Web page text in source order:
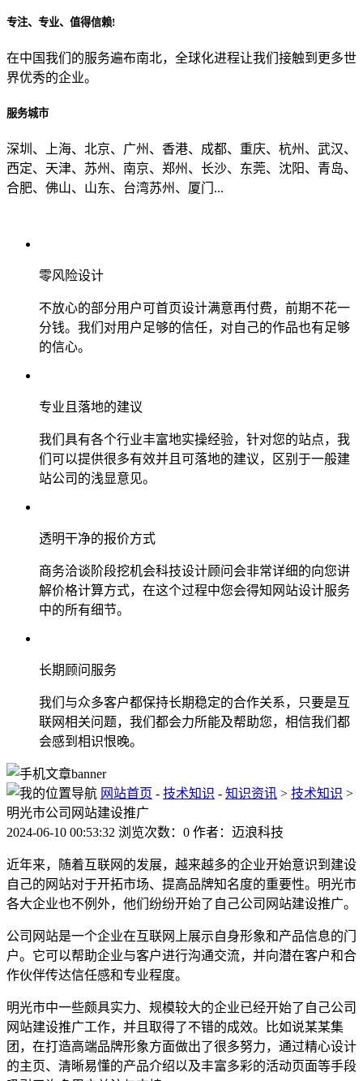
专注、专业、值得信赖!
在中国我们的服务遍布南北，全球化进程让我们接触到更多世
界优秀的企业。
服务城市
深圳、上海、北京、广州、香港、成都、重庆、杭州、武汉、
西定、天津、苏州、南京、郑州、长沙、东莞、沈阳、青岛、
合肥、佛山、山东、台湾苏州、厦门...
零风险设计
不放心的部分用户可首页设计满意再付费，前期不花一
分钱。我们对用户足够的信任，对自己的作品也有足够
的信心。
专业且落地的建议
我们具有各个行业丰富地实操经验，针对您的站点，我
们可以提供很多有效并且可落地的建议，区别于一般建
站公司的浅显意见。
透明干净的报价方式
商务洽谈阶段挖机会科技设计顾问会非常详细的向您讲
解价格计算方式，在这个过程中您会得知网站设计服务
中的所有细节。
长期顾问服务
我们与众多客户都保持长期稳定的合作关系，只要是互
联网相关问题，我们都会力所能及帮助您，相信我们都
会感到相识恨晚。
网站首页 - 技术知识 - 知识资讯 > 技术知识 >
明光市公司网站建设推广
2024-06-10 00:53:32 浏览次数：0 作者：迈浪科技
近年来，随着互联网的发展，越来越多的企业开始意识到建设
自己的网站对于开拓市场、提高品牌知名度的重要性。明光市
各大企业也不例外，他们纷纷开始了自己公司网站建设推广。
公司网站是一个企业在互联网上展示自身形象和产品信息的门
户。它可以帮助企业与客户进行沟通交流，并向潜在客户和合
作伙伴传达信任感和专业程度。
明光市中一些颇具实力、规模较大的企业已经开始了自己公司
网站建设推广工作，并且取得了不错的成效。比如说某某集
团，在打造高端品牌形象方面做出了很多努力，通过精心设计
的主页、清晰易懂的产品介绍以及丰富多彩的活动页面等手段